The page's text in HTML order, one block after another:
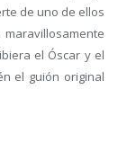
de uno de ellos
el Óscar y el
el guión original